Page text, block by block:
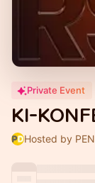
Private Event
KI-
Hosted by